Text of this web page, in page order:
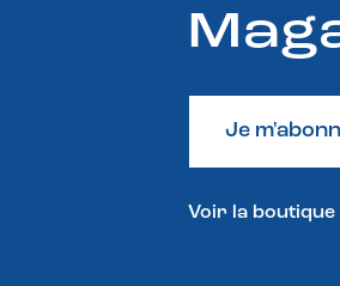
Je
Voir la boutique